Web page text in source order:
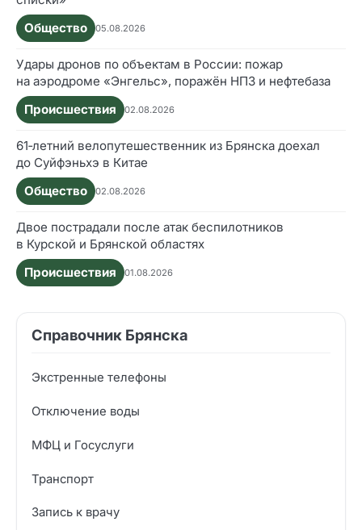
Общество
05.08.2026
Удары дронов по объектам в России: пожар
на аэродроме «Энгельс», поражён НПЗ и нефтебаза
Происшествия
02.08.2026
61‑летний велопутешественник из Брянска доехал
до Суйфэньхэ в Китае
Общество
02.08.2026
Двое пострадали после атак беспилотников
в Курской и Брянской областях
Происшествия
01.08.2026
Справочник Брянска
Экстренные телефоны
Отключение воды
МФЦ и Госуслуги
Транспорт
Запись к врачу